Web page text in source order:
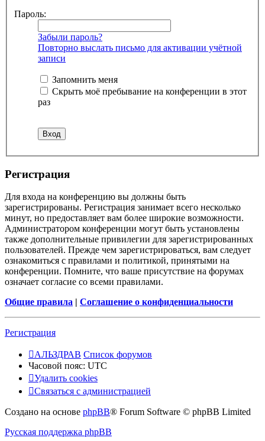
Пароль:
Забыли пароль?
Повторно выслать письмо для активации учётной
записи
Запомнить меня
Скрыть моё пребывание на конференции в этот
раз
Регистрация
Для входа на конференцию вы должны быть
зарегистрированы. Регистрация занимает всего несколько
минут, но предоставляет вам более широкие возможности.
Администратором конференции могут быть установлены
также дополнительные привилегии для зарегистрированных
пользователей. Прежде чем зарегистрироваться, вам следует
ознакомиться с правилами и политикой, принятыми на
конференции. Помните, что ваше присутствие на форумах
означает согласие со всеми правилами.
Общие правила | Соглашение о конфиденциальности
Регистрация
АЛЬЗДРАВ Список форумов
Часовой пояс: UTC
Удалить cookies
Связаться с администрацией
Создано на основе phpBB® Forum Software © phpBB Limited
Русская поддержка phpBB